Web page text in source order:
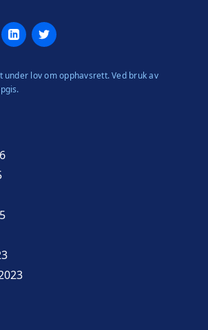
LinkedInTwitter
lov om opphavsrett. Ved bruk av